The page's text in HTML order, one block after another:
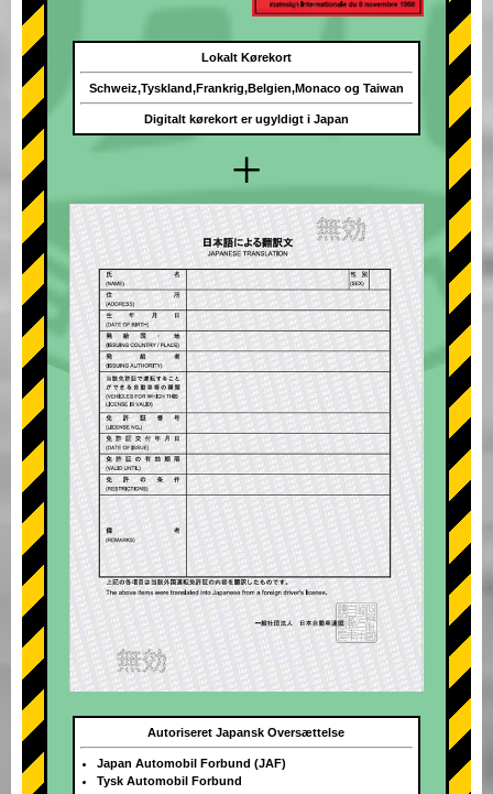
+
Lokalt Kørekort
Schweiz,Tyskland,Frankrig,Belgien,Monaco og Taiwan
Digitalt kørekort er ugyldigt i Japan
Autoriseret Japansk Oversættelse
Japan Automobil Forbund (JAF)
Tysk Automobil Forbund